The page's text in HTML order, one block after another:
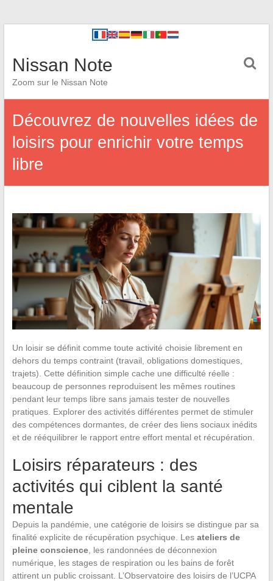
Nissan Note
Zoom sur le Nissan Note
Découvrez de nouvelles idées de
loisirs pour enrichir votre temps
libre
Un loisir se définit comme toute activité choisie librement en
dehors du temps contraint (travail, obligations domestiques,
trajets). Cette définition simple cache une difficulté réelle :
beaucoup de personnes reproduisent les mêmes routines
pendant leur temps libre sans jamais tester de nouvelles
pratiques. Explorer des activités différentes permet de stimuler
des compétences dormantes, de créer des liens sociaux inédits
et de rééquilibrer le rapport entre effort mental et récupération.
Loisirs réparateurs : des
activités qui ciblent la santé
mentale
Depuis la pandémie, une catégorie de loisirs se distingue par sa
finalité explicite de récupération psychique. Les ateliers de
pleine conscience, les randonnées de déconnexion
numérique, les stages de respiration ou les bains de forêt
attirent un public croissant. L’Observatoire des loisirs de l’UCPA